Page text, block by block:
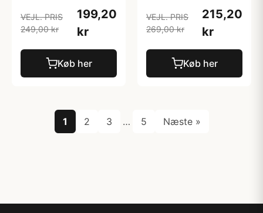
VEJL. PRIS
249,00 kr
199,20
kr
Køb her
VEJL. PRIS
269,00 kr
215,20
kr
Køb her
1 2 3 … 5 Næste »